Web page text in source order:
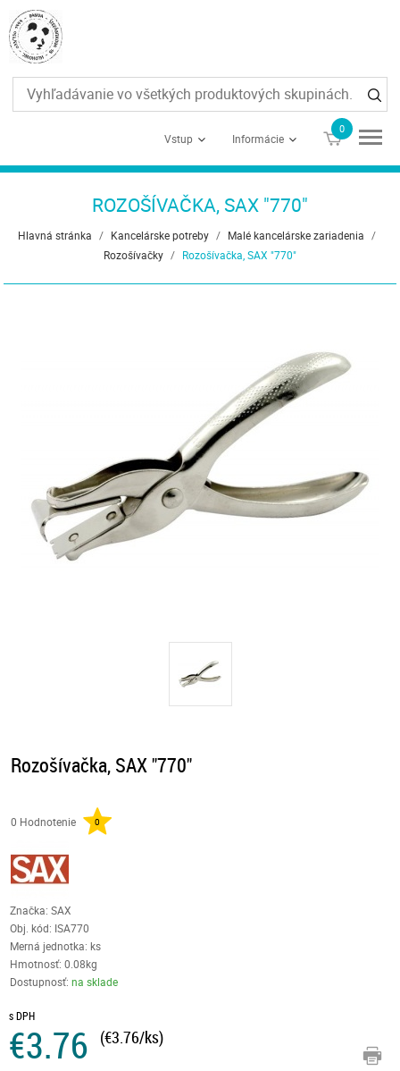
Vstup Informácie
0
€0
ROZOŠÍVAČKA, SAX "770"
Hlavná stránka / Kancelárske potreby / Malé kancelárske zariadenia /
Rozošívačky / Rozošívačka, SAX "770"
Rozošívačka, SAX "770"
0 Hodnotenie 0
Značka: SAX
Obj. kód: ISA770
Merná jednotka: ks
Hmotnosť: 0.08kg
Dostupnosť:na sklade
s DPH
€3.76 (€3.76/ks)